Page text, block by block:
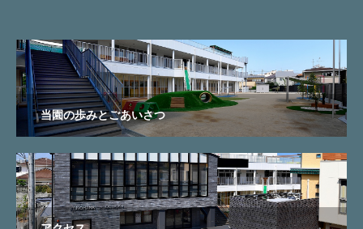
当園の歩みとごあいさつ